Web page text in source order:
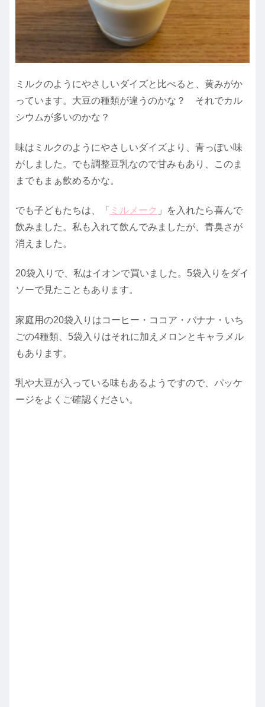
ミルクのようにやさしいダイズと比べると、黄みがか
っています。大豆の種類が違うのかな？ それでカル
シウムが多いのかな？
味はミルクのようにやさしいダイズより、青っぽい味
がしました。でも調整豆乳なので甘みもあり、このま
までもまぁ飲めるかな。
でも子どもたちは、「 ミルメーク 」を入れたら喜んで
飲みました。私も入れて飲んでみましたが、青臭さが
消えました。
20袋入りで、私はイオンで買いました。5袋入りをダイ
ソーで見たこともあります。
家庭用の20袋入りはコーヒー・ココア・バナナ・いち
ごの4種類、5袋入りはそれに加えメロンとキャラメル
もあります。
乳や大豆が入っている味もあるようですので、パッケ
ージをよくご確認ください。